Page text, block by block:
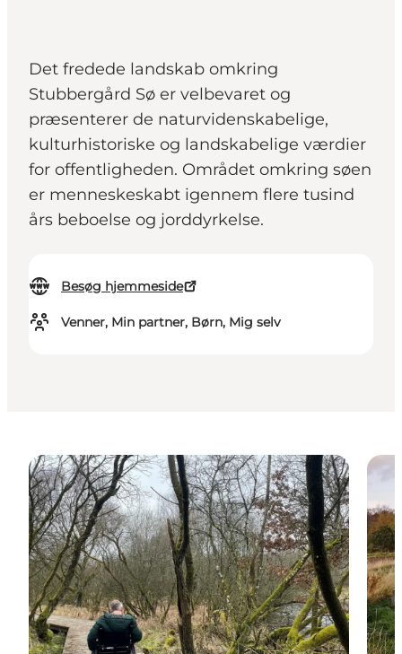
Det fredede landskab omkring
Stubbergård Sø er velbevaret og
præsenterer de naturvidenskabelige,
kulturhistoriske og landskabelige værdier
for offentligheden. Området omkring søen
er menneskeskabt igennem flere tusind
års beboelse og jorddyrkelse.
Besøg hjemmeside
Venner, Min partner, Børn, Mig selv